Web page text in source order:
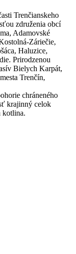
Trenčianskeho
združenia obcí
Adamovské
Záriečie,
Haluzice,
Prirodzenou
Bielych Karpát,
Trenčín,
chráneného
krajinný celok
kotlina.